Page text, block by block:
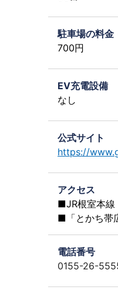
駐車場の料金
700円
EV充電設備
なし
公式サイト
https://
アクセス
■JR根室本線
■「とかち帯
電話番号
0155-26-